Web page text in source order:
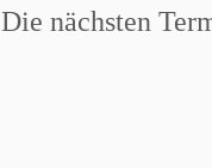
Die nächsten